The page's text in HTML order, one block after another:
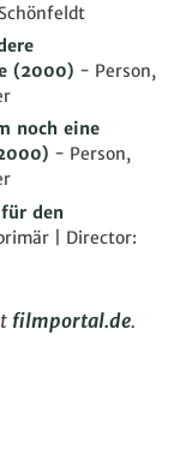
(2000) - Person,
noch eine
- Person,
den
| Director:
filmportal.de.